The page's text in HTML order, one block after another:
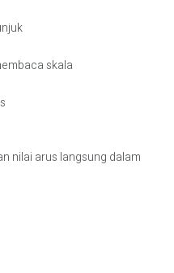
skala
nilai arus langsung dalam